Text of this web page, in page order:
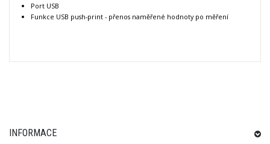
Port USB
Funkce USB push-print - přenos naměřené hodnoty po měření
INFORMACE